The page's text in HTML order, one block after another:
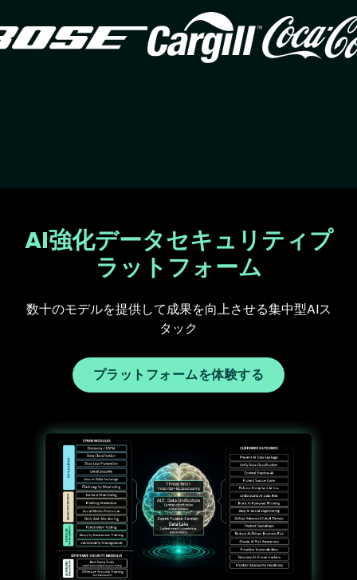
Image
AI強化データセキュリティプ
ラットフォーム
数十のモデルを提供して成果を向上させる集中型AIス
タック
プラットフォームを体験する